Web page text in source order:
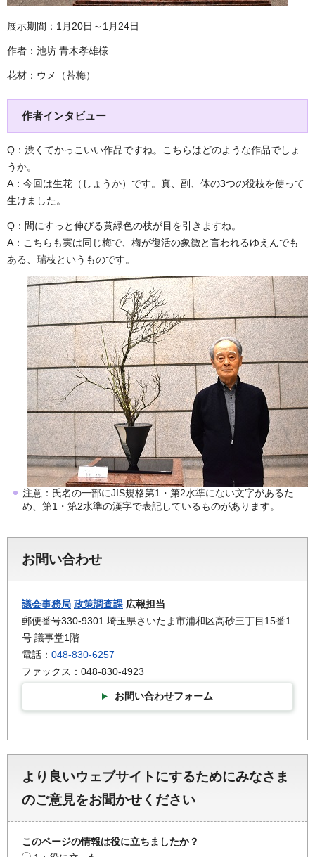
展示期間：1月20日～1月24日
作者：池坊 青木孝雄様
花材：ウメ（苔梅）
作者インタビュー
Q：渋くてかっこいい作品ですね。こちらはどのような作品でしょ
うか。
A：今回は生花（しょうか）です。真、副、体の3つの役枝を使って
生けました。
Q：間にすっと伸びる黄緑色の枝が目を引きますね。
A：こちらも実は同じ梅で、梅が復活の象徴と言われるゆえんでも
ある、瑞枝というものです。
注意：氏名の一部にJIS規格第1・第2水準にない文字があるた
め、第1・第2水準の漢字で表記しているものがあります。
お問い合わせ
議会事務局 政策調査課 広報担当
郵便番号330-9301 埼玉県さいたま市浦和区高砂三丁目15番1
号 議事堂1階
電話： 048-830-6257
ファックス：048-830-4923
お問い合わせフォーム
より良いウェブサイトにするためにみなさま
のご意見をお聞かせください
このページの情報は役に立ちましたか？